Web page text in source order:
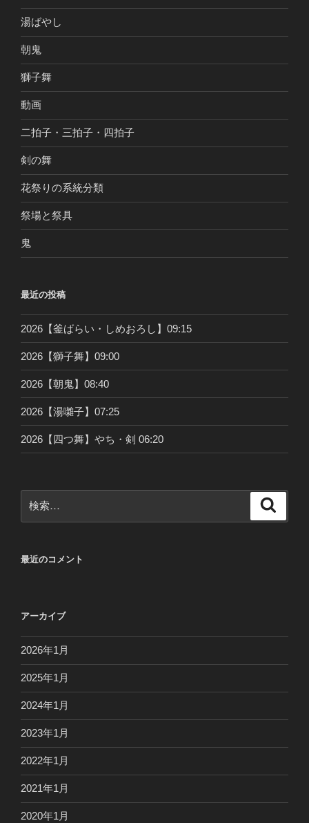
湯ばやし
朝鬼
獅子舞
動画
二拍子・三拍子・四拍子
剣の舞
花祭りの系統分類
祭場と祭具
鬼
最近の投稿
2026【釜ばらい・しめおろし】09:15
2026【獅子舞】09:00
2026【朝鬼】08:40
2026【湯囃子】07:25
2026【四つ舞】やち・剣 06:20
索:
最近のコメント
アーカイブ
2026年1月
2025年1月
2024年1月
2023年1月
2022年1月
2021年1月
2020年1月